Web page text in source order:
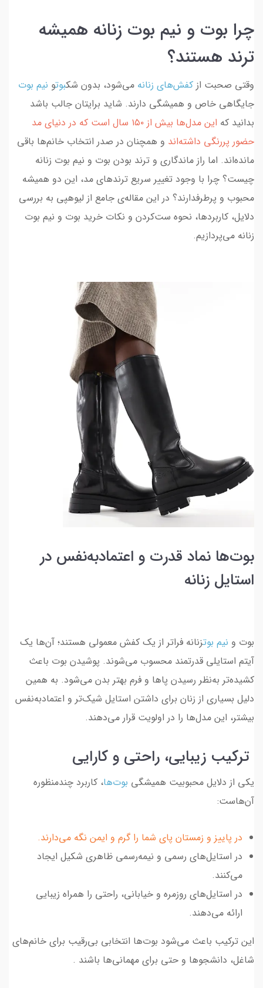
چرا بوت و نیم بوت زنانه همیشه
ترند هستند؟
وقتی صحبت از کفش‌های زنانه می‌شود، بدون شکبوتو نیم بوت
جایگاهی خاص و همیشگی دارند. شاید برایتان جالب باشد
بدانید که
این مدل‌ها بیش از ۱۵۰ سال است که در دنیای مد
حضور پررنگی داشته‌اند و همچنان در صدر انتخاب خانم‌ها باقی
مانده‌اند. اما راز ماندگاری و ترند بودن بوت و نیم بوت زنانه
چیست؟ چرا با وجود تغییر سریع ترندهای مد، این دو همیشه
محبوب و پرطرفدارند؟ در این مقاله‌ی جامع از لیوهپی به بررسی
دلایل، کاربردها، نحوه ست‌کردن و نکات خرید بوت و نیم بوت
زنانه می‌پردازیم.
بوت‌ها نماد قدرت و اعتمادبه‌نفس در
استایل زنانه
بوت و نیم بوتزنانه فراتر از یک کفش معمولی هستند؛ آن‌ها یک
آیتم استایلی قدرتمند محسوب می‌شوند. پوشیدن بوت باعث
کشیده‌تر به‌نظر رسیدن پاها و فرم بهتر بدن می‌شود. به همین
دلیل بسیاری از زنان برای داشتن استایل شیک‌تر و اعتمادبه‌نفس
بیشتر، این مدل‌ها را در اولویت قرار می‌دهند.
ترکیب زیبایی، راحتی و کارایی
یکی از دلایل محبوبیت همیشگی بوت‌ها، کاربرد چندمنظوره
آن‌هاست:
در پاییز و زمستان پای شما را گرم و ایمن نگه می‌دارند.
در استایل‌های رسمی و نیمه‌رسمی ظاهری شکیل ایجاد
می‌کنند.
در استایل‌های روزمره و خیابانی، راحتی را همراه زیبایی
ارائه می‌دهند.
این ترکیب باعث می‌شود بوت‌ها انتخابی بی‌رقیب برای خانم‌های
شاغل، دانشجوها و حتی برای مهمانی‌ها باشند .